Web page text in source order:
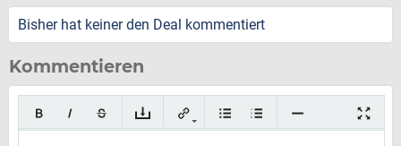
Bisher hat keiner den Deal kommentiert
Kommentieren